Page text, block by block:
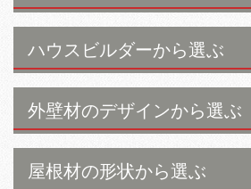
ハウスビルダーから選ぶ
外壁材のデザインから選ぶ
屋根材の形状から選ぶ